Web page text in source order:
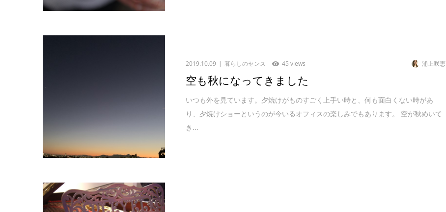
2019.10.09 暮らしのセンス 45 views 浦上咲恵
空も秋になってきました
いつも外を見ています。夕焼けがものすごく上手い時と、何も面白くない時があ
り、夕焼けショーというのが今いるオフィスの楽しみでもあります。 空が秋めいて
き...